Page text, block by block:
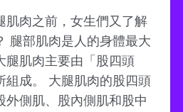
肌肉之前，女生們又了解
腿部肌肉是人的身體最大
腿肌肉主要由「股四頭
組成。 大腿肌肉的股四頭
外側肌、股內側肌和股中